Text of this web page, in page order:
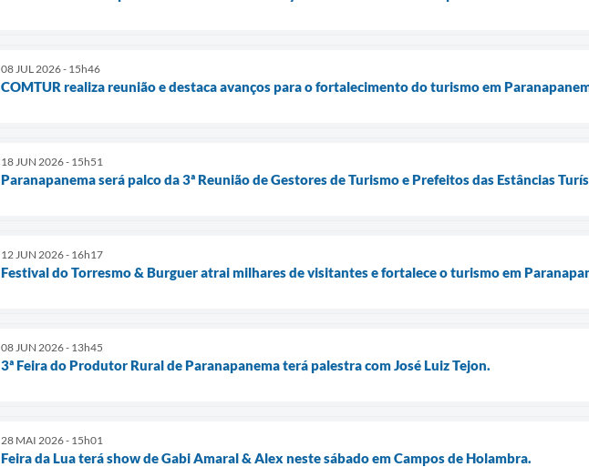
08 JUL 2026 - 15h46
COMTUR realiza reunião e destaca avanços para o fortalecimento do turismo em
18 JUN 2026 - 15h51
Paranapanema será palco da 3ª Reunião de Gestores de Turismo e Prefeitos das Estâncias
12 JUN 2026 - 16h17
Festival do Torresmo & Burguer atrai milhares de visitantes e fortalece o turismo em
08 JUN 2026 - 13h45
3ª Feira do Produtor Rural de Paranapanema terá palestra com José Luiz Tejon.
28 MAI 2026 - 15h01
Feira da Lua terá show de Gabi Amaral & Alex neste sábado em Campos de Holambra.